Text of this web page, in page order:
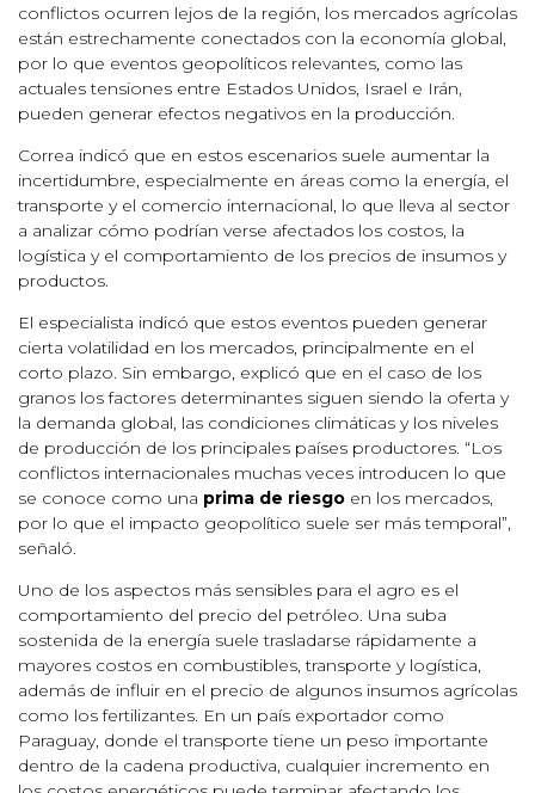
conflictos ocurren lejos de la región, los mercados agrícolas
están estrechamente conectados con la economía global,
por lo que eventos geopolíticos relevantes, como las
actuales tensiones entre Estados Unidos, Israel e Irán,
pueden generar efectos negativos en la producción.
Correa indicó que en estos escenarios suele aumentar la
incertidumbre, especialmente en áreas como la energía, el
transporte y el comercio internacional, lo que lleva al sector
a analizar cómo podrían verse afectados los costos, la
logística y el comportamiento de los precios de insumos y
productos.
El especialista indicó que estos eventos pueden generar
cierta volatilidad en los mercados, principalmente en el
corto plazo. Sin embargo, explicó que en el caso de los
granos los factores determinantes siguen siendo la oferta y
la demanda global, las condiciones climáticas y los niveles
de producción de los principales países productores. “Los
conflictos internacionales muchas veces introducen lo que
se conoce como una prima de riesgo en los mercados,
por lo que el impacto geopolítico suele ser más temporal”,
señaló.
Uno de los aspectos más sensibles para el agro es el
comportamiento del precio del petróleo. Una suba
sostenida de la energía suele trasladarse rápidamente a
mayores costos en combustibles, transporte y logística,
además de influir en el precio de algunos insumos agrícolas
como los fertilizantes. En un país exportador como
Paraguay, donde el transporte tiene un peso importante
dentro de la cadena productiva, cualquier incremento en